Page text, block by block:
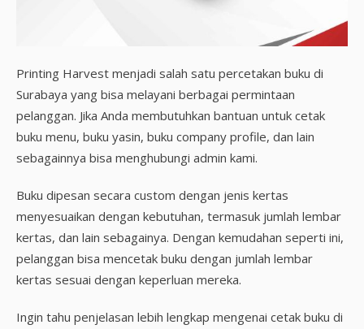
Printing Harvest menjadi salah satu percetakan buku di
Surabaya yang bisa melayani berbagai permintaan
pelanggan. Jika Anda membutuhkan bantuan untuk cetak
buku menu, buku yasin, buku company profile, dan lain
sebagainnya bisa menghubungi admin kami.
Buku dipesan secara custom dengan jenis kertas
menyesuaikan dengan kebutuhan, termasuk jumlah lembar
kertas, dan lain sebagainya. Dengan kemudahan seperti ini,
pelanggan bisa mencetak buku dengan jumlah lembar
kertas sesuai dengan keperluan mereka.
Ingin tahu penjelasan lebih lengkap mengenai cetak buku di